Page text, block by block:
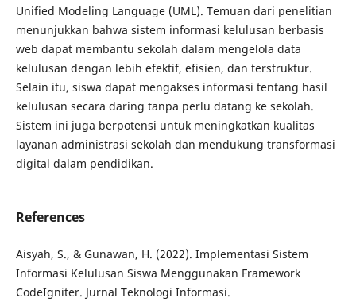
Unified Modeling Language (UML). Temuan dari penelitian
menunjukkan bahwa sistem informasi kelulusan berbasis
web dapat membantu sekolah dalam mengelola data
kelulusan dengan lebih efektif, efisien, dan terstruktur.
Selain itu, siswa dapat mengakses informasi tentang hasil
kelulusan secara daring tanpa perlu datang ke sekolah.
Sistem ini juga berpotensi untuk meningkatkan kualitas
layanan administrasi sekolah dan mendukung transformasi
digital dalam pendidikan.
References
Aisyah, S., & Gunawan, H. (2022). Implementasi Sistem
Informasi Kelulusan Siswa Menggunakan Framework
CodeIgniter. Jurnal Teknologi Informasi.